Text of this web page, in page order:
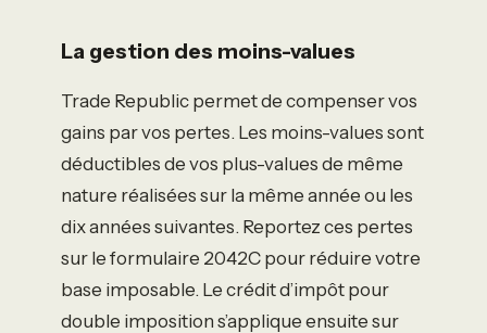
La gestion des moins-values
Trade Republic permet de compenser vos
gains par vos pertes. Les moins-values sont
déductibles de vos plus-values de même
nature réalisées sur la même année ou les
dix années suivantes. Reportez ces pertes
sur le formulaire 2042C pour réduire votre
base imposable. Le crédit d’impôt pour
double imposition s’applique ensuite sur